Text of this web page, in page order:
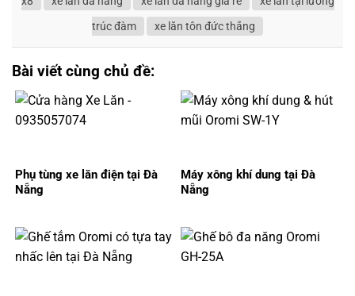
trúc đàm
xe lăn tôn đức thắng
Bài viết cùng chủ đề:
Phụ tùng xe lăn điện tại Đà
Nẵng
Máy xông khí dung tại Đà
Nẵng